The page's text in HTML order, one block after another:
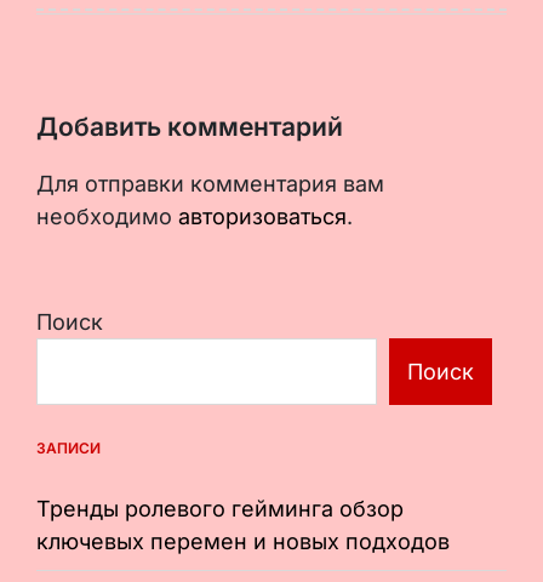
Добавить комментарий
Для отправки комментария вам
необходимо авторизоваться.
Поиск
Поиск
ЗАПИСИ
Тренды ролевого гейминга обзор
ключевых перемен и новых подходов